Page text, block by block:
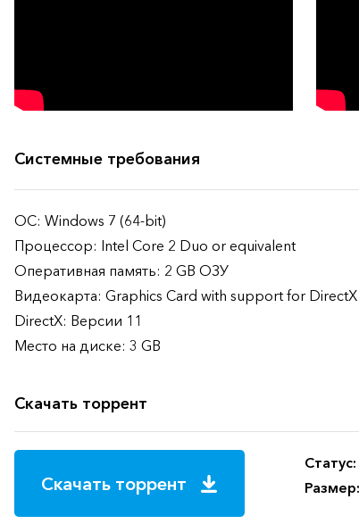
Системные требования
ОС: Windows 7 (64-bit)
Процессор: Intel Core 2 Duo or equivalent
Оперативная память: 2 GB ОЗУ
Видеокарта: Graphics Card with support for DirectX
DirectX: Версии 11
Место на диске: 3 GB
Скачать торрент
Скачать торрент
Статус:
Размер: